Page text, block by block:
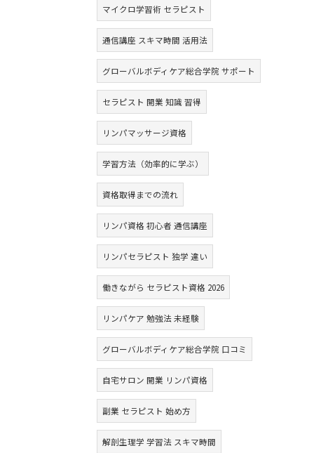
マイクロ学習術 セラピスト
通信講座 スキマ時間 活用法
グローバルボディケア総合学院 サポート
セラピスト 開業 知識 習得
リンパマッサージ資格
学習方法（効率的に学ぶ）
資格取得までの流れ
リンパ資格 初心者 通信講座
リンパセラピスト 独学 違い
働きながら セラピスト資格 2026
リンパケア 勉強法 未経験
グローバルボディケア総合学院 口コミ
自宅サロン 開業 リンパ資格
副業 セラピスト 始め方
解剖生理学 学習法 スキマ時間